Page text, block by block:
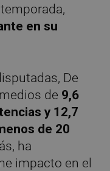
en su
De
de 9,6
y 12,7
de 20
ha
impacto en el